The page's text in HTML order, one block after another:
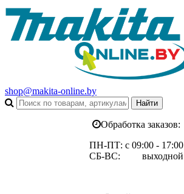
shop@makita-online.by
Обработка заказов:
ПН-ПТ: с 09:00 - 17:00
СБ-ВС: выходной